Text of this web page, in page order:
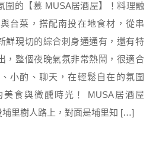
圍的【慕 MUSA居酒屋】！料理融
台菜，搭配南投在地食材，從串
鮮現切的綜合刺身通通有，還有特
，整個夜晚氣氛非常熱鬧，很適合
小酌、聊天，在輕鬆自在的氛圍
食與微醺時光！ MUSA居酒屋
埔里樹人路上，對面是埔里知 […]